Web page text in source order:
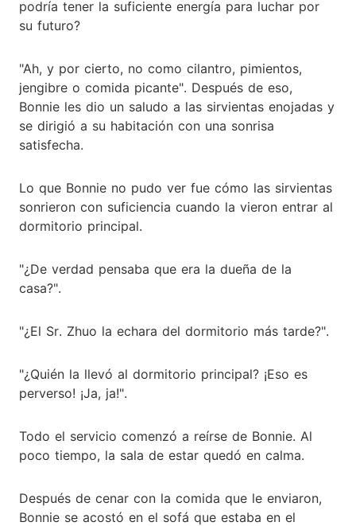
podría tener la suficiente energía para luchar por
su futuro?
"Ah, y por cierto, no como cilantro, pimientos,
jengibre o comida picante". Después de eso,
Bonnie les dio un saludo a las sirvientas enojadas y
se dirigió a su habitación con una sonrisa
satisfecha.
Lo que Bonnie no pudo ver fue cómo las sirvientas
sonrieron con suficiencia cuando la vieron entrar al
dormitorio principal.
"¿De verdad pensaba que era la dueña de la
casa?".
"¿El Sr. Zhuo la echara del dormitorio más tarde?".
"¿Quién la llevó al dormitorio principal? ¡Eso es
perverso! ¡Ja, ja!".
Todo el servicio comenzó a reírse de Bonnie. Al
poco tiempo, la sala de estar quedó en calma.
Después de cenar con la comida que le enviaron,
Bonnie se acostó en el sofá que estaba en el